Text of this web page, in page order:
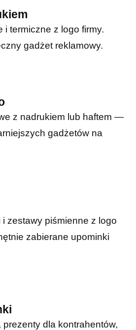
i termiczne z logo firmy.
gadżet reklamowy.
z nadrukiem lub haftem —
gadżetów na
i zestawy piśmienne z logo
zabierane upominki
dla kontrahentów,